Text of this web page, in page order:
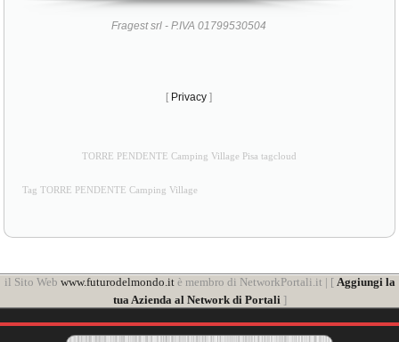
Fragest srl - P.IVA 01799530504
[ Privacy ]
TORRE PENDENTE Camping Village Pisa tagcloud
Tag TORRE PENDENTE Camping Village
il Sito Web www.futurodelmondo.itè membro di NetworkPortali.it | [ Aggiungi la
tua Azienda al Network di Portali]